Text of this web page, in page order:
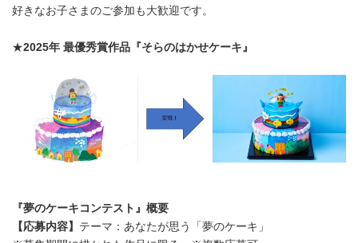
好きなお子さまのご参加も大歓迎です。
★2025年 最優秀賞作品『そらのはかせケーキ』
『夢のケーキコンテスト』概要
【応募内容】 テーマ：あなたが思う「夢のケーキ」